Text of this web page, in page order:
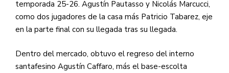
temporada 25-26. Agustín Pautasso y Nicolás Marcucci,
como dos jugadores de la casa más Patricio Tabarez, eje
en la parte final con su llegada tras su llegada.
Dentro del mercado, obtuvo el regreso del interno
santafesino Agustín Caffaro, más el base-escolta